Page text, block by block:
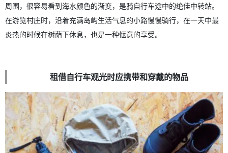
周围，很容易看到海水颜色的渐变，是骑自行车途中的绝佳中转站。
在游览村庄时，沿着充满岛屿生活气息的小路慢慢骑行，在一天中最
炎热的时候在树荫下休息，也是一种惬意的享受。
租借自行车观光时应携带和穿戴的物品